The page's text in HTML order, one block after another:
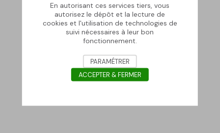
En autorisant ces services tiers, vous
autorisez le dépôt et la lecture de
cookies et l'utilisation de technologies de
suivi nécessaires à leur bon
fonctionnement.
PARAMÉTRER
ACCEPTER & FERMER